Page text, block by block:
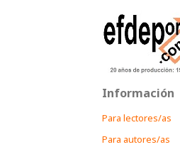
Información
Para lectores/as
Para autores/as